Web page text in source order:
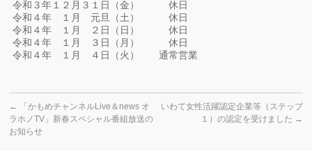
令和３年１２月３１日（金） 休日
令和４年 １月 元旦（土） 休日
令和４年 １月 ２日（日） 休日
令和４年 １月 ３日（月） 休日
令和４年 １月 ４日（火） 通常営業
←
「かもめチャンネルLive＆news オ
ラホノTV」新春スペシャル番組放送の
お知らせ
いわて女性活躍認定企業等（ステップ
１）の認定を受けました →